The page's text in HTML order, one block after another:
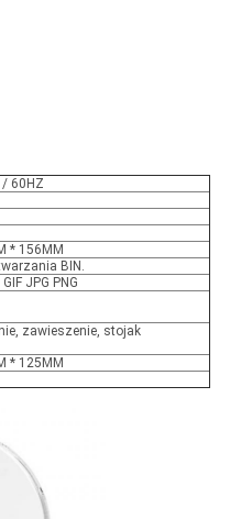
60HZ
* 156MM
BIN.
JPG PNG
zawieszenie, stojak
* 125MM